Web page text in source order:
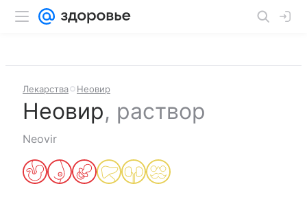
Лекарства Неовир
Неовир, раствор
Neovir